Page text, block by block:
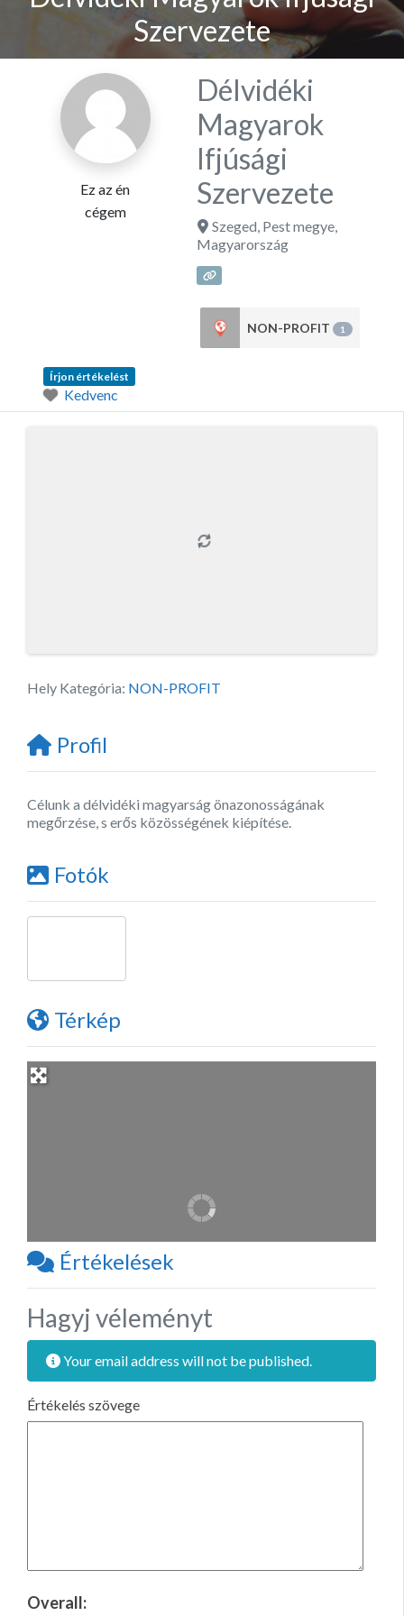
Szervezete
Ez az én
cégem
Délvidéki
Magyarok
Ifjúsági
Szervezete
Szeged, Pest megye,
Magyarország
NON-PROFIT 1
Írjon értékelést
Kedvenc
Hely Kategória: NON-PROFIT
Profil
Célunk a délvidéki magyarság önazonosságának
megőrzése, s erős közösségének kiépítése.
Fotók
Térkép
Értékelések
Hagyj véleményt
Your email address will not be published.
Értékelés szövege
Overall: